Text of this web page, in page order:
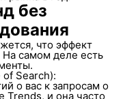
без
что эффект
самом деле есть
of Search):
о вас к запросам о
Trends, и она часто